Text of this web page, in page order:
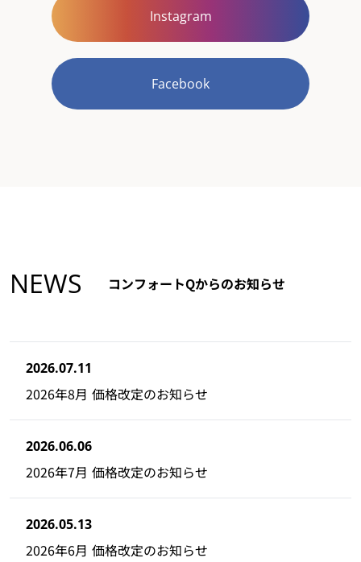
Instagram
Facebook
NEWS コンフォートQからのお知らせ
2026.07.11
2026年8月 価格改定のお知らせ
2026.06.06
2026年7月 価格改定のお知らせ
2026.05.13
2026年6月 価格改定のお知らせ